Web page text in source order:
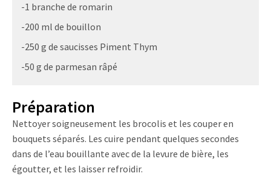
-1 branche de romarin
-200 ml de bouillon
-250 g de saucisses Piment Thym
-50 g de parmesan râpé
Préparation
Nettoyer soigneusement les brocolis et les couper en
bouquets séparés. Les cuire pendant quelques secondes
dans de l’eau bouillante avec de la levure de bière, les
égoutter, et les laisser refroidir.